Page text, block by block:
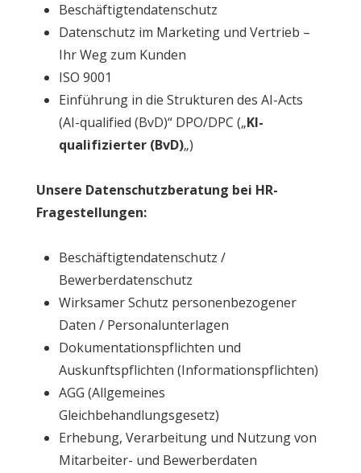
Beschäftigtendatenschutz
Datenschutz im Marketing und Vertrieb –
Ihr Weg zum Kunden
ISO 9001
Einführung in die Strukturen des AI-Acts
(AI-qualified (BvD)“ DPO/DPC („KI-
qualifizierter (BvD)„)
Unsere Datenschutzberatung bei HR-
Fragestellungen:
Beschäftigtendatenschutz /
Bewerberdatenschutz
Wirksamer Schutz personenbezogener
Daten / Personalunterlagen
Dokumentationspflichten und
Auskunftspflichten (Informationspflichten)
AGG (Allgemeines
Gleichbehandlungsgesetz)
Erhebung, Verarbeitung und Nutzung von
Mitarbeiter- und Bewerberdaten